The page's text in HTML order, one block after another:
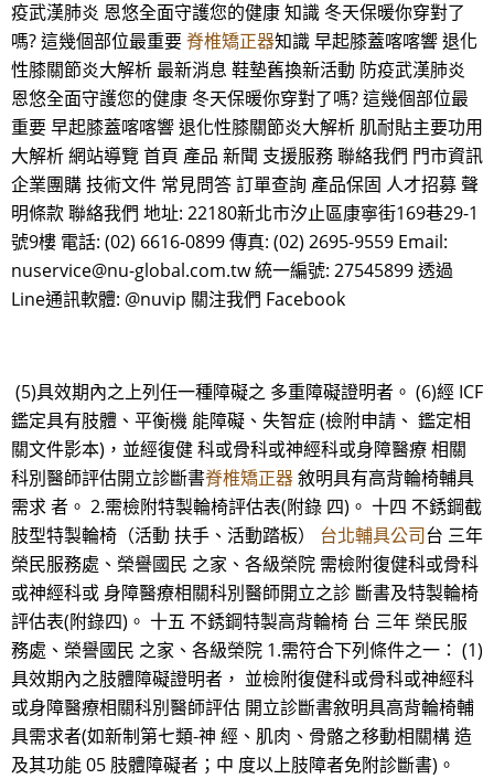
疫武漢肺炎 恩悠全面守護您的健康 知識 冬天保暖你穿對了
嗎? 這幾個部位最重要脊椎矯正器知識 早起膝蓋喀喀響 退化
性膝關節炎大解析 最新消息 鞋墊舊換新活動 防疫武漢肺炎
恩悠全面守護您的健康 冬天保暖你穿對了嗎? 這幾個部位最
重要 早起膝蓋喀喀響 退化性膝關節炎大解析 肌耐貼主要功用
大解析 網站導覽 首頁 產品 新聞 支援服務 聯絡我們 門市資訊
企業團購 技術文件 常見問答 訂單查詢 產品保固 人才招募 聲
明條款 聯絡我們 地址: 22180新北市汐止區康寧街169巷29-1
號9樓 電話: (02) 6616-0899 傳真: (02) 2695-9559 Email:
nuservice@nu-global.com.tw 統一編號: 27545899 透過
Line通訊軟體: @nuvip 關注我們 Facebook
(5)具效期內之上列任一種障礙之 多重障礙證明者。 (6)經 ICF
鑑定具有肢體、平衡機 能障礙、失智症 (檢附申請、 鑑定相
關文件影本)，並經復健 科或骨科或神經科或身障醫療 相關
科別醫師評估開立診斷書脊椎矯正器敘明具有高背輪椅輔具
需求 者。 2.需檢附特製輪椅評估表(附錄 四)。 十四 不銹鋼截
肢型特製輪椅（活動 扶手、活動踏板） 台北輔具公司台 三年
榮民服務處、榮譽國民 之家、各級榮院 需檢附復健科或骨科
或神經科或 身障醫療相關科別醫師開立之診 斷書及特製輪椅
評估表(附錄四)。 十五 不銹鋼特製高背輪椅 台 三年 榮民服
務處、榮譽國民 之家、各級榮院 1.需符合下列條件之一： (1)
具效期內之肢體障礙證明者， 並檢附復健科或骨科或神經科
或身障醫療相關科別醫師評估 開立診斷書敘明具高背輪椅輔
具需求者(如新制第七類-神 經、肌肉、骨骼之移動相關構 造
及其功能 05 肢體障礙者；中 度以上肢障者免附診斷書)。